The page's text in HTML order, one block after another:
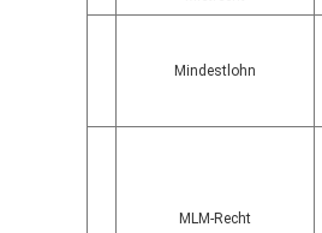
Mindestlohn
MLM-Recht